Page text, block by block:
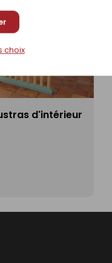
choix
d'intérieur